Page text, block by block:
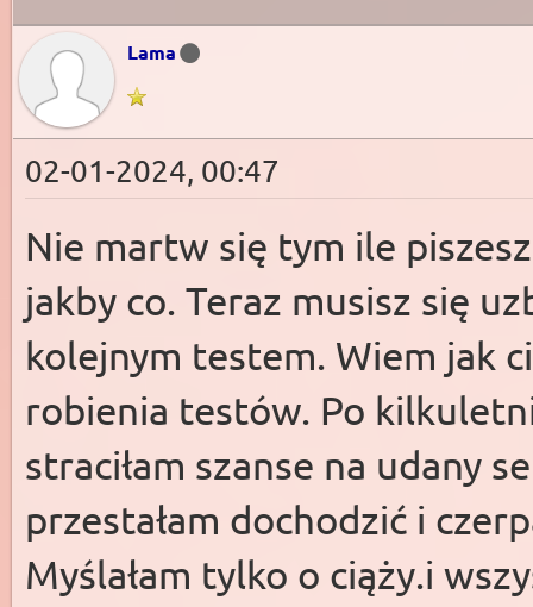
Lama
02-01-2024, 00:47
Nie martw się tym ile
jakby co. Teraz musisz się
kolejnym testem. Wiem jak
robienia testów. Po
straciłam szanse na udany
przestałam dochodzić i
Myślałam tylko o ciąży.i